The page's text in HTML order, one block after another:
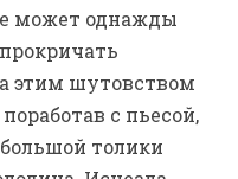
может однажды
этим шутовством
с пьесой,
толики